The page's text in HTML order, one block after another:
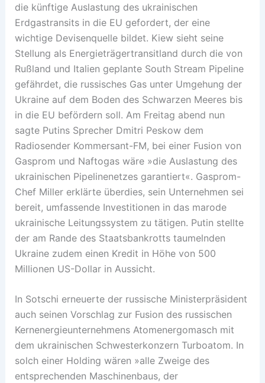
die künftige Auslastung des ukrainischen
Erdgastransits in die EU gefordert, der eine
wichtige Devisenquelle bildet. Kiew sieht seine
Stellung als Energieträgertransitland durch die von
Rußland und Italien geplante South Stream Pipeline
gefährdet, die russisches Gas unter Umgehung der
Ukraine auf dem Boden des Schwarzen Meeres bis
in die EU befördern soll. Am Freitag abend nun
sagte Putins Sprecher Dmitri Peskow dem
Radiosender Kommersant-FM, bei einer Fusion von
Gasprom und Naftogas wäre »die Auslastung des
ukrainischen Pipelinenetzes garantiert«. Gasprom-
Chef Miller erklärte überdies, sein Unternehmen sei
bereit, umfassende Investitionen in das marode
ukrainische Leitungssystem zu tätigen. Putin stellte
der am Rande des Staatsbankrotts taumelnden
Ukraine zudem einen Kredit in Höhe von 500
Millionen US-Dollar in Aussicht.
In Sotschi erneuerte der russische Ministerpräsident
auch seinen Vorschlag zur Fusion des russischen
Kernenergieunternehmens Atomenergomasch mit
dem ukrainischen Schwesterkonzern Turboatom. In
solch einer Holding wären »alle Zweige des
entsprechenden Maschinenbaus, der